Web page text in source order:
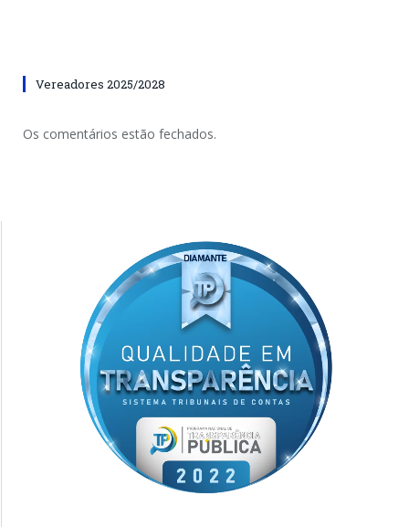
Vereadores 2025/2028
Os comentários estão fechados.